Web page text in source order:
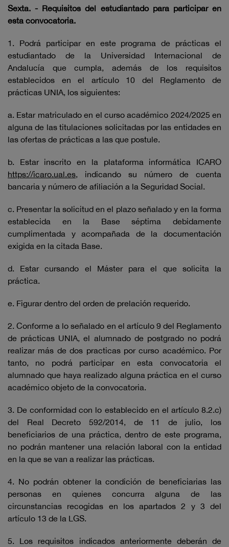
Sexta. - Requisitos del estudiantado para participar en
esta convocatoria.
1. Podrá participar en este programa de prácticas el
estudiantado de la Universidad Internacional de
Andalucía que cumpla, además de los requisitos
establecidos en el artículo 10 del Reglamento de
prácticas UNIA, los siguientes:
a. Estar matriculado en el curso académico 2024/2025 en
alguna de las titulaciones solicitadas por las entidades en
las ofertas de prácticas a las que postule.
b. Estar inscrito en la plataforma informática ICARO
https://icaro.ual.es, indicando su número de cuenta
bancaria y número de afiliación a la Seguridad Social.
c. Presentar la solicitud en el plazo señalado y en la forma
establecida en la Base séptima debidamente
cumplimentada y acompañada de la documentación
exigida en la citada Base.
d. Estar cursando el Máster para el que solicita la
práctica.
e. Figurar dentro del orden de prelación requerido.
2. Conforme a lo señalado en el artículo 9 del Reglamento
de prácticas UNIA, el alumnado de postgrado no podrá
realizar más de dos practicas por curso académico. Por
tanto, no podrá participar en esta convocatoria el
alumnado que haya realizado alguna práctica en el curso
académico objeto de la convocatoria.
3. De conformidad con lo establecido en el artículo 8.2.c)
del Real Decreto 592/2014, de 11 de julio, los
beneficiarios de una práctica, dentro de este programa,
no podrán mantener una relación laboral con la entidad
en la que se van a realizar las prácticas.
4. No podrán obtener la condición de beneficiarias las
personas en quienes concurra alguna de las
circunstancias recogidas en los apartados 2 y 3 del
artículo 13 de la LGS.
5. Los requisitos indicados anteriormente deberán de